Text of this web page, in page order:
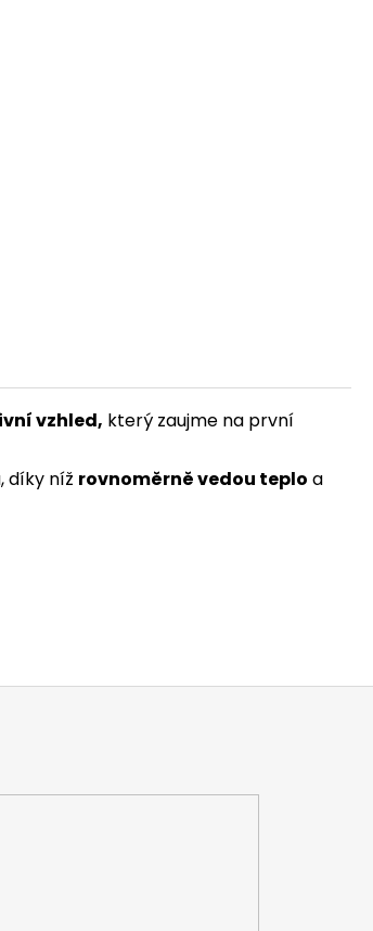
vzhled, který zaujme na první
díky níž rovnoměrně vedou teplo a